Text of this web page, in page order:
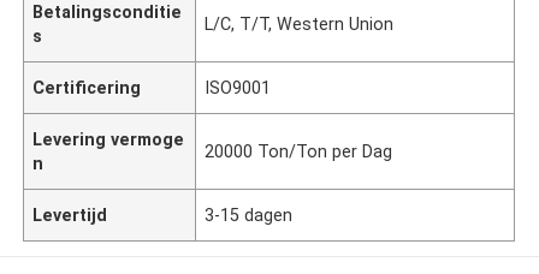
Betalingsconditie
s
L/C, T/T, Western Union
Certificering ISO9001
Levering vermoge
n
20000 Ton/Ton per Dag
Levertijd 3-15 dagen